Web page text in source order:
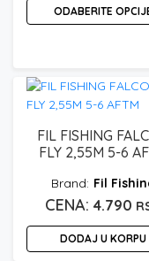
ODABERITE
ima
više
Opcije
mogu
izabrane
stranici
proizvoda.
FIL FISHING
FLY 2,55M 5-6
Fil
4.790
DODAJ U KORPU